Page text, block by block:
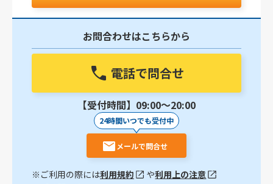
お問合わせはこちらから
電話で問合せ
【受付時間】09:00〜20:00
24時間いつでも受付中
メールで問合せ
※ご利用の際には利用規約 や利用上の注意